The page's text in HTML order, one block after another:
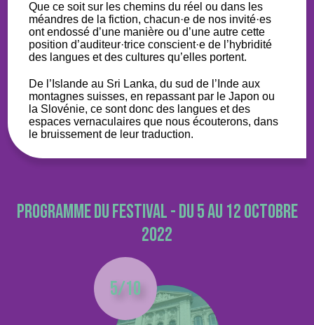
Que ce soit sur les chemins du réel ou dans les
méandres de la fiction, chacun·e de nos invité·es
ont endossé d’une manière ou d’une autre cette
position d’auditeur·trice conscient·e de l’hybridité
des langues et des cultures qu’elles portent.
De l’Islande au Sri Lanka, du sud de l’Inde aux
montagnes suisses, en repassant par le Japon ou
la Slovénie, ce sont donc des langues et des
espaces vernaculaires que nous écouterons, dans
le bruissement de leur traduction.
Programme du festival - Du 5 au 12 octobre
2022
5/10